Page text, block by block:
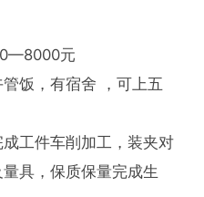
元
饭，有宿舍 ，可上五
工件车削加工，装夹对
具，保质保量完成生